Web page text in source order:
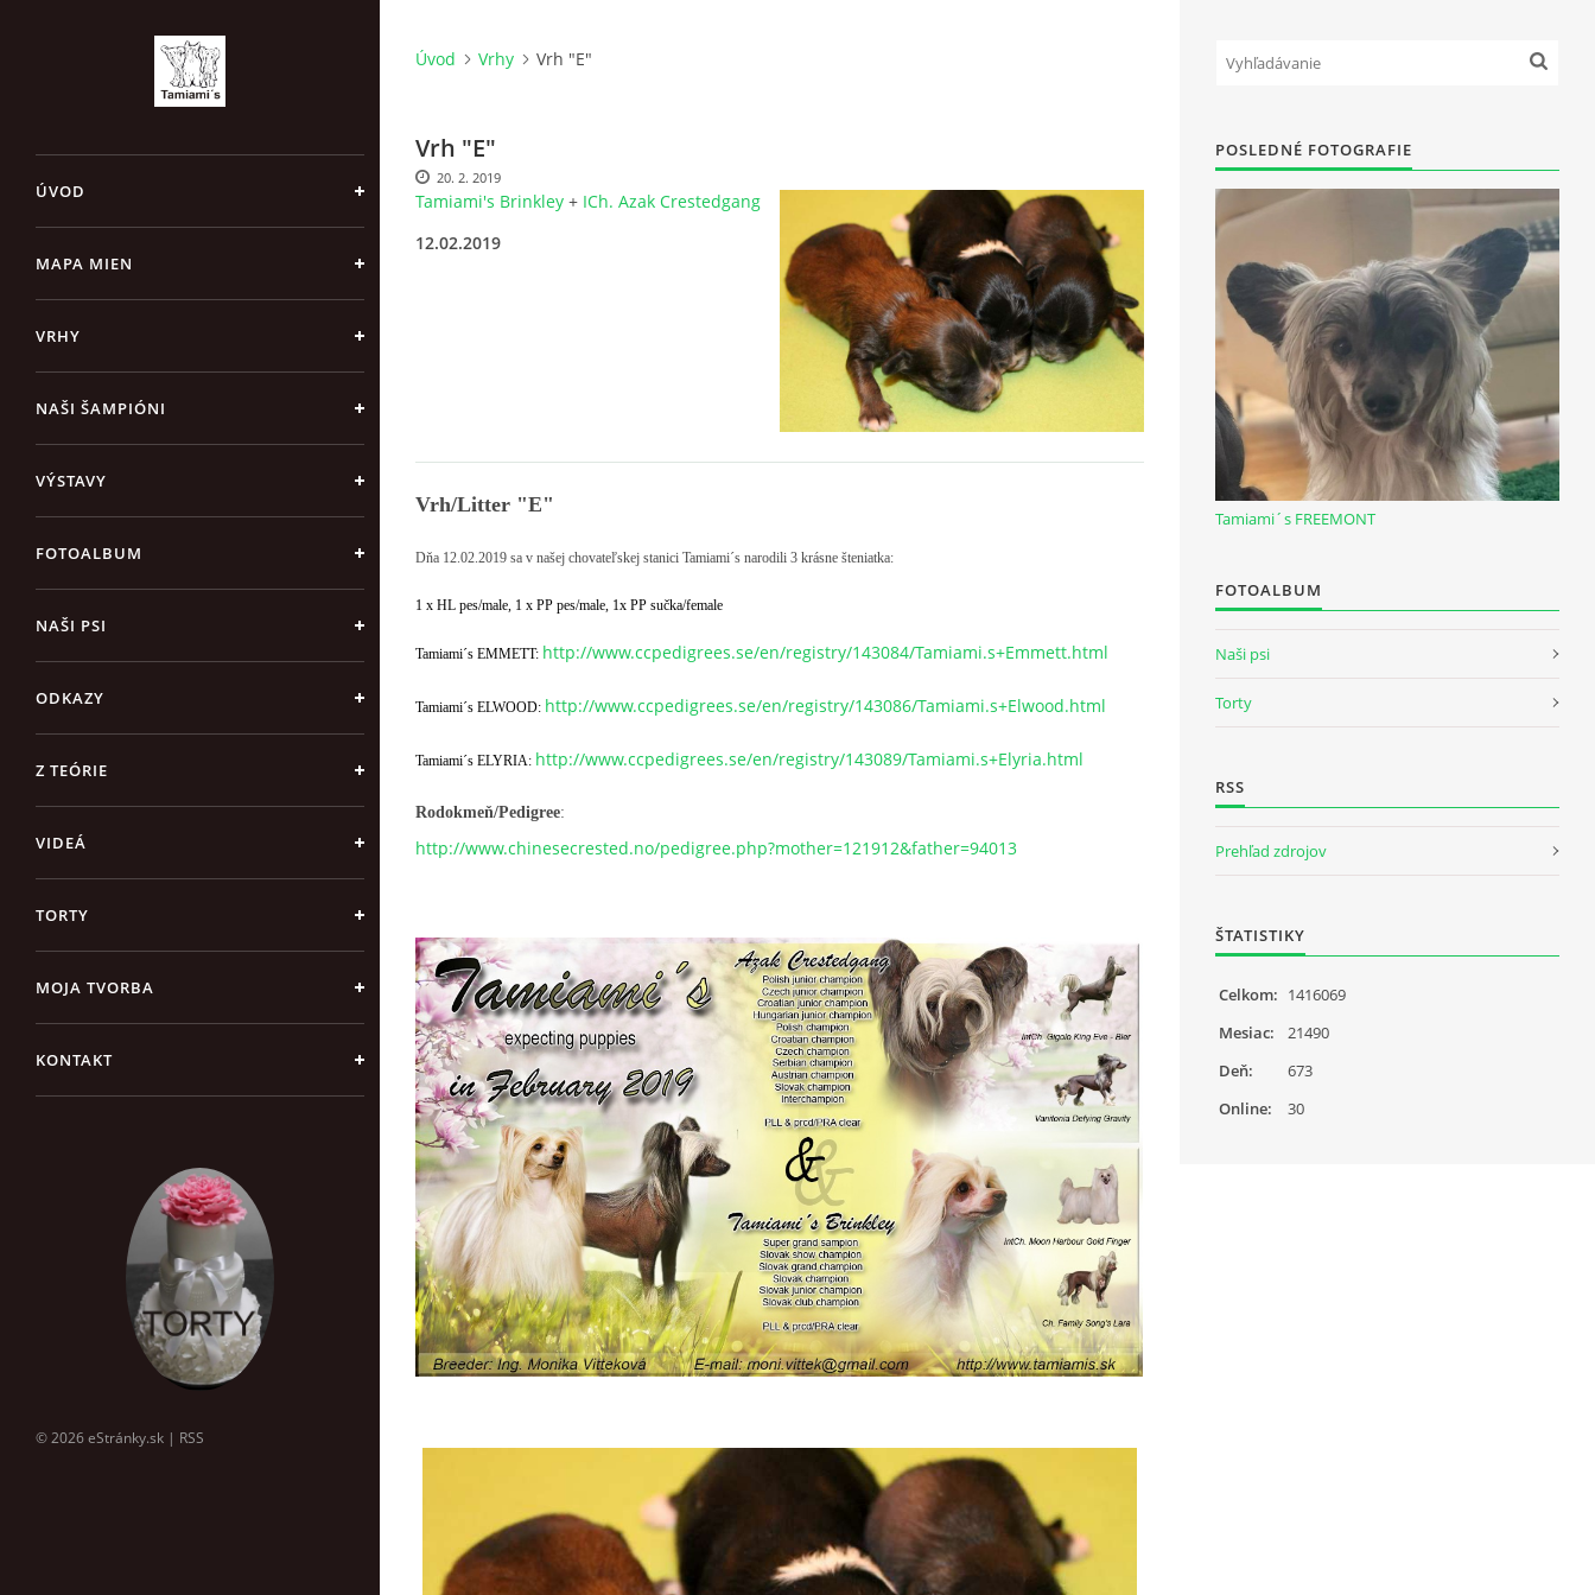
ÚVOD
MAPA MIEN
VRHY
NAŠI ŠAMPIÓNI
VÝSTAVY
FOTOALBUM
NAŠI PSI
ODKAZY
Z TEÓRIE
VIDEÁ
TORTY
MOJA TVORBA
KONTAKT
© 2026 eStránky.sk | RSS
Úvod Vrhy Vrh "E"
Vrh "E"
20. 2. 2019
Tamiami's Brinkley + ICh. Azak Crestedgang
12.02.2019
Vrh/Litter "E"
Dňa 12.02.2019 sa v našej chovateľskej stanici Tamiami´s narodili 3 krásne šteniatka:
1 x HL pes/male, 1 x PP pes/male, 1x PP sučka/female
Tamiami´s EMMETT: http://www.ccpedigrees.se/en/registry/143084/Tamiami.s+Emmett.html
Tamiami´s ELWOOD: http://www.ccpedigrees.se/en/registry/143086/Tamiami.s+Elwood.html
Tamiami´s ELYRIA: http://www.ccpedigrees.se/en/registry/143089/Tamiami.s+Elyria.html
Rodokmeň/Pedigree:
http://www.chinesecrested.no/pedigree.php?mother=121912&father=94013
POSLEDNÉ FOTOGRAFIE
Tamiami´s FREEMONT
FOTOALBUM
Naši psi
Torty
RSS
Prehľad zdrojov
ŠTATISTIKY
Online: 30
Celkom: 1416069
Mesiac:
21490
Deň:
673